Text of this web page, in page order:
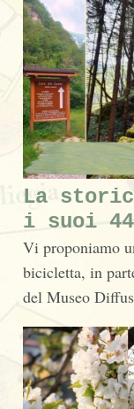
La
i suoi
Vi proponiamo
bicicletta, in
del Museo